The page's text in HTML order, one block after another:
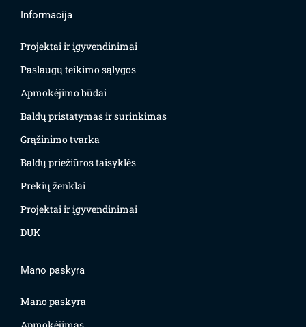
Informacija
Projektai ir įgyvendinimai
Paslaugų teikimo sąlygos
Apmokėjimo būdai
Baldų pristatymas ir surinkimas
Grąžinimo tvarka
Baldų priežiūros taisyklės
Prekių ženklai
Projektai ir įgyvendinimai
DUK
Mano paskyra
Mano paskyra